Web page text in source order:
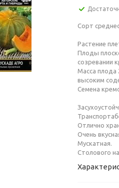
Сорт
Растение
Плоды
созревании
Масса плода
высоким
Семена
Отлично
Очень
Мускатная.
Столового